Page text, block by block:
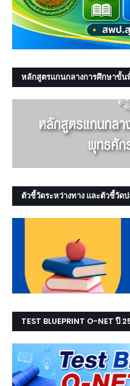
หลักสูตรแกนกลางการศึกษาขั้น
ตัวชี้วัดระหว่างทาง และตัวชี้วัด
TEST BLUEPRINT O-NET ปี